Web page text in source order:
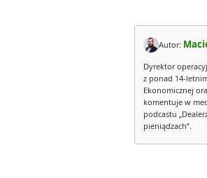
Autor:
Dyrektor
z ponad 14-
Ekonomicznej
komentuje w
podcastu
pieniądzach”.